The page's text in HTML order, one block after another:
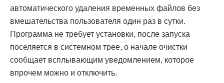
автоматического удаления временных файлов без
вмешательства пользователя один раз в сутки.
Программа не требует установки, после запуска
поселяется в системном трее, о начале очистки
сообщает всплывающим уведомлением, которое
впрочем можно и отключить.